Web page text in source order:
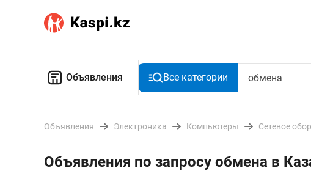
Объявления Все категории
Объявления Электроника Компьютеры Сетевое
Объявления по запросу обмена в